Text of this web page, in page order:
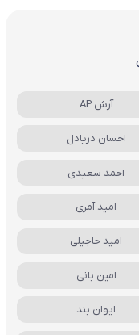
آرش AP
احسان دریادل
احمد سعیدی
امید آمری
امید حاجیلی
امین بانی
ایوان بند